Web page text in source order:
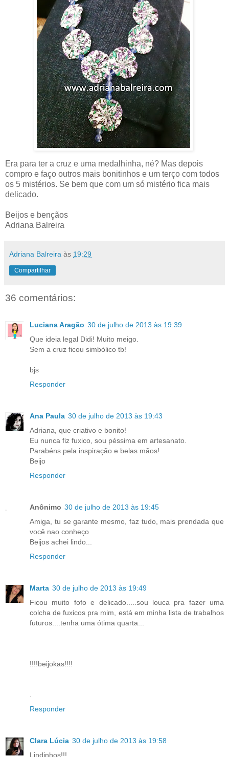
Era para ter a cruz e uma medalhinha, né? Mas depois
compro e faço outros mais bonitinhos e um terço com todos
os 5 mistérios. Se bem que com um só mistério fica mais
delicado.
Beijos e bençãos
Adriana Balreira
Adriana Balreira às 19:29
Compartilhar
36 comentários:
Luciana Aragão 30 de julho de 2013 às 19:39
Que ideia legal Didi! Muito meigo.
Sem a cruz ficou simbólico tb!
bjs
Responder
Ana Paula 30 de julho de 2013 às 19:43
Adriana, que criativo e bonito!
Eu nunca fiz fuxico, sou péssima em artesanato.
Parabéns pela inspiração e belas mãos!
Beijo
Responder
Anônimo 30 de julho de 2013 às 19:45
Amiga, tu se garante mesmo, faz tudo, mais prendada que
você nao conheço
Beijos achei lindo...
Responder
Marta 30 de julho de 2013 às 19:49
Ficou muito fofo e delicado.....sou louca pra fazer uma
colcha de fuxicos pra mim, está em minha lista de trabalhos
futuros....tenha uma ótima quarta...
!!!!beijokas!!!!
Responder
Clara Lúcia 30 de julho de 2013 às 19:58
Lindinhos!!!